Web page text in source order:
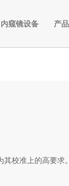
内窥镜设备 产
校准上的高要求